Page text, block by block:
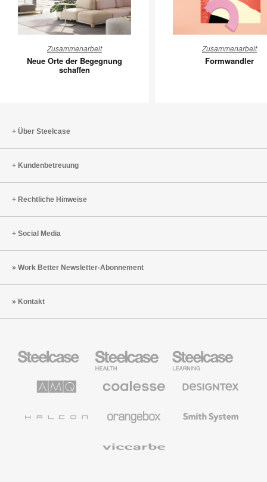
Orte
der
Zusammenarbeit
Neue Orte der Begegnung
schaffen
Zusammenarbeit
Formwandler
Über Steelcase
Kundenbetreuung
Rechtliche Hinweise
Social Media
Work Better Newsletter-Abonnement
Kontakt
Büromöbel
Health
Education
Möbel
Solutions
Büromöbel
Textilien
System